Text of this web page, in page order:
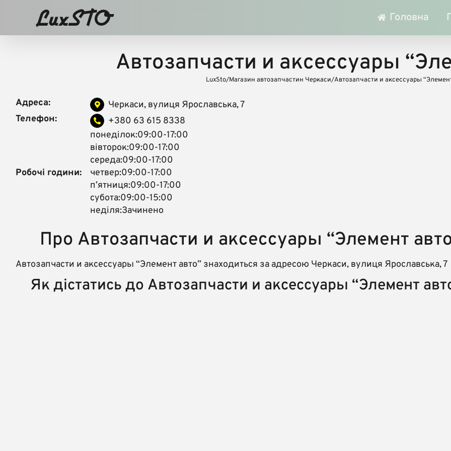
Головна
Автозапчасти и аксессуары
LuxSto/Магазин автозапчастин Черкаси/Автозапчасти и аксессуары
Адреса:
Черкаси, вулиця Ярославська, 7
Телефон:
+380 63 615 8338
Робочі години:
понеділок:09:00-17:00
вівторок:09:00-17:00
середа:09:00-17:00
четвер:09:00-17:00
пʼятниця:09:00-17:00
субота:09:00-15:00
неділя:Зачинено
Про Автозапчасти и аксессуары “Элемент
Автозапчасти и аксессуары “Элемент авто” знаходиться за адресою Черкаси, вулиця Ярославська, 7
Як дістатись до Автозапчасти и аксессуары “Элемент